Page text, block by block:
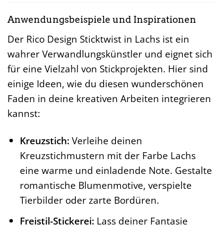
Anwendungsbeispiele und Inspirationen
Der Rico Design Sticktwist in Lachs ist ein
wahrer Verwandlungskünstler und eignet sich
für eine Vielzahl von Stickprojekten. Hier sind
einige Ideen, wie du diesen wunderschönen
Faden in deine kreativen Arbeiten integrieren
kannst:
Kreuzstich: Verleihe deinen
Kreuzstichmustern mit der Farbe Lachs
eine warme und einladende Note. Gestalte
romantische Blumenmotive, verspielte
Tierbilder oder zarte Bordüren.
Freistil-Stickerei: Lass deiner Fantasie